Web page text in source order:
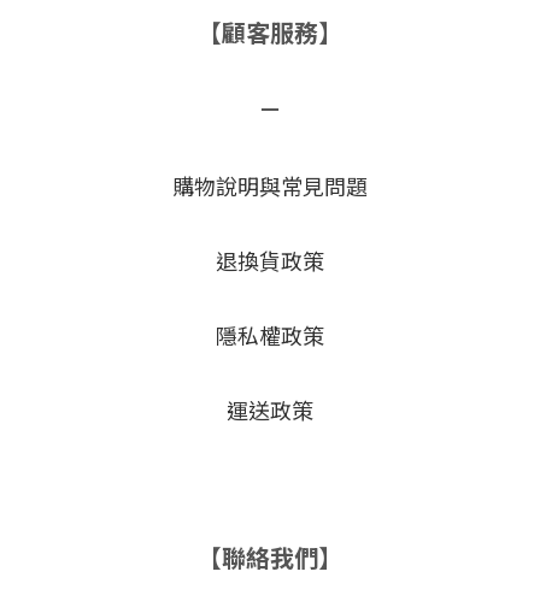
【顧客服務】
－
購物說明與常見問題
退換貨政策
隱私權政策
運送政策
【聯絡我們】